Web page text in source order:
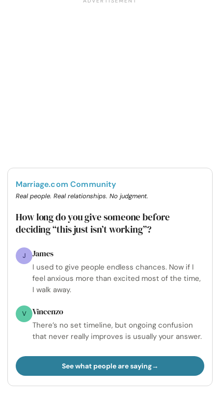
Marriage.com Community
Real people. Real relationships. No judgment.
How long do you give someone before
deciding “this just isn’t working”?
J James
I used to give people endless chances. Now if I
feel anxious more than excited most of the time,
I walk away.
V Vincenzo
There’s no set timeline, but ongoing confusion
that never really improves is usually your answer.
See what people are saying